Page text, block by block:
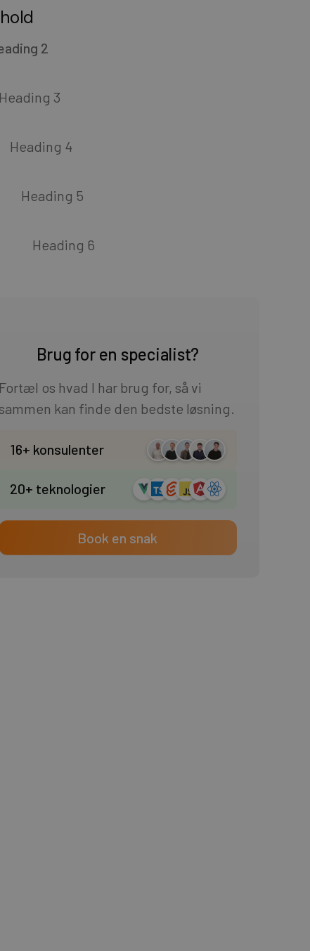
2
Heading 3
Heading 4
Heading 5
Heading 6
Brug for en specialist?
Fortæl os hvad I har brug for, så vi
sammen kan finde den bedste løsning.
16+ konsulenter
20+ teknologier
Book en snak